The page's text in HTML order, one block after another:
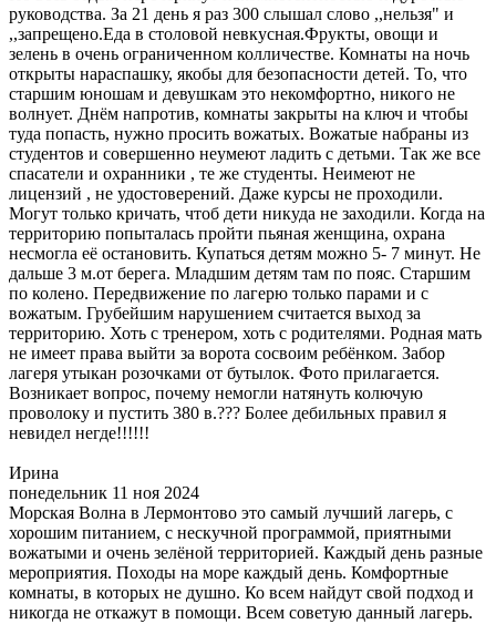
руководства. За 21 день я раз 300 слышал слово ,,нельзя" и
,,запрещено.Еда в столовой невкусная.Фрукты, овощи и
зелень в очень ограниченном колличестве. Комнаты на ночь
открыты нараспашку, якобы для безопасности детей. То, что
старшим юношам и девушкам это некомфортно, никого не
волнует. Днём напротив, комнаты закрыты на ключ и чтобы
туда попасть, нужно просить вожатых. Вожатые набраны из
студентов и совершенно неумеют ладить с детьми. Так же все
спасатели и охранники , те же студенты. Неимеют не
лицензий , не удостоверений. Даже курсы не проходили.
Могут только кричать, чтоб дети никуда не заходили. Когда на
территорию попыталась пройти пьяная женщина, охрана
несмогла её остановить. Купаться детям можно 5- 7 минут. Не
дальше 3 м.от берега. Младшим детям там по пояс. Старшим
по колено. Передвижение по лагерю только парами и с
вожатым. Грубейшим нарушением считается выход за
территорию. Хоть с тренером, хоть с родителями. Родная мать
не имеет права выйти за ворота сосвоим ребёнком. Забор
лагеря утыкан розочками от бутылок. Фото прилагается.
Возникает вопрос, почему немогли натянуть колючую
проволоку и пустить 380 в.??? Более дебильных правил я
невидел негде!!!!!!
Ирина
понедельник 11 ноя 2024
Морская Волна в Лермонтово это самый лучший лагерь, с
хорошим питанием, с нескучной программой, приятными
вожатыми и очень зелёной территорией. Каждый день разные
мероприятия. Походы на море каждый день. Комфортные
комнаты, в которых не душно. Ко всем найдут свой подход и
никогда не откажут в помощи. Всем советую данный лагерь.